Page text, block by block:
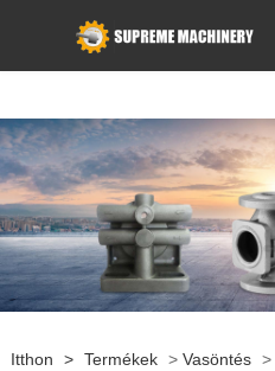
Itthon > Termékek > Vasöntés >